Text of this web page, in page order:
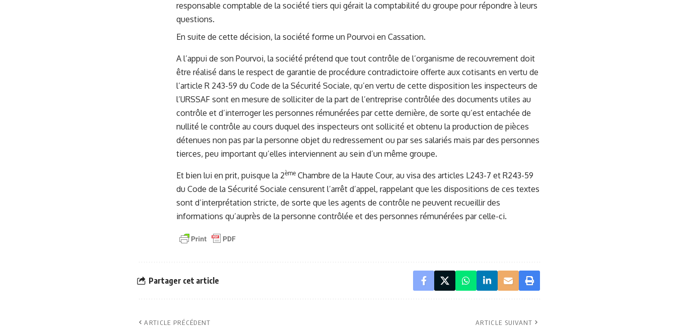
responsable comptable de la société tiers qui gérait la comptabilité du groupe pour répondre à leurs
questions.
En suite de cette décision, la société forme un Pourvoi en Cassation.
A l’appui de son Pourvoi, la société prétend que tout contrôle de l’organisme de recouvrement doit
être réalisé dans le respect de garantie de procédure contradictoire offerte aux cotisants en vertu de
l’article R 243-59 du Code de la Sécurité Sociale, qu’en vertu de cette disposition les inspecteurs de
l’URSSAF sont en mesure de solliciter de la part de l’entreprise contrôlée des documents utiles au
contrôle et d’interroger les personnes rémunérées par cette dernière, de sorte qu’est entachée de
nullité le contrôle au cours duquel des inspecteurs ont sollicité et obtenu la production de pièces
détenues non pas par la personne objet du redressement ou par ses salariés mais par des personnes
tierces, peu important qu’elles interviennent au sein d’un même groupe.
Et bien lui en prit, puisque la 2ème Chambre de la Haute Cour, au visa des articles L243-7 et R243-59
du Code de la Sécurité Sociale censurent l’arrêt d’appel, rappelant que les dispositions de ces textes
sont d’interprétation stricte, de sorte que les agents de contrôle ne peuvent recueillir des
informations qu’auprès de la personne contrôlée et des personnes rémunérées par celle-ci.
Partager cet article
ARTICLE PRÉCÉDENT ARTICLE SUIVANT